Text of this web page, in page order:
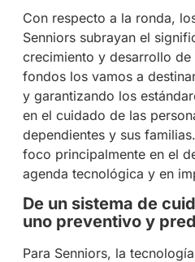
Con respecto a la ronda,
Senniors subrayan el
crecimiento y desarrollo de
fondos los vamos a
y garantizando los
en el cuidado de las
dependientes y sus
foco principalmente en el
agenda tecnológica y en
De un sistema de
uno preventivo y
Para Senniors, la